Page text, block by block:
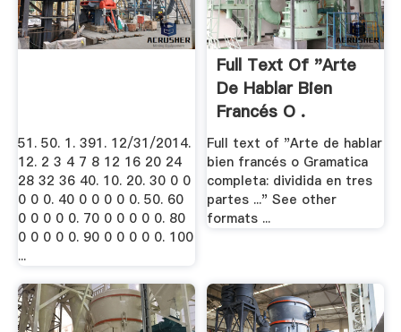
51. 50. 1. 391. 12/31/2014.
12. 2 3 4 7 8 12 16 20 24
28 32 36 40. 10. 20. 30 0 0
0 0 0. 40 0 0 0 0 0. 50. 60
0 0 0 0 0. 70 0 0 0 0 0. 80
0 0 0 0 0. 90 0 0 0 0 0. 100
...
Full Text Of "Arte
De Hablar Bien
Francés O .
Full text of "Arte de hablar
bien francés o Gramatica
completa: dividida en tres
partes ..." See other
formats ...